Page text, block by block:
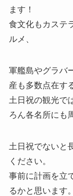
ます！
食文化もカステ
ルメ、
軍艦島やグラバ
産も多数点在す
土日祝の観光で
ろん各名所にも
土日祝でないと
ください。
事前に計画を立
るかと思います。